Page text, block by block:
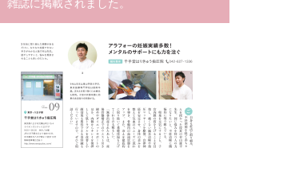
雑誌に掲載されました。